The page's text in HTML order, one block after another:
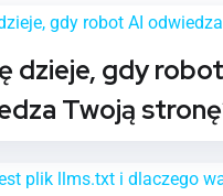
dzieje, gdy
Twoją